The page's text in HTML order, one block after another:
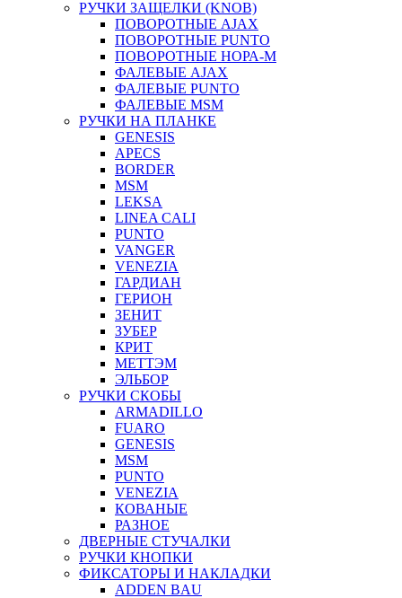
РУЧКИ ЗАЩЕЛКИ (KNOB)
ПОВОРОТНЫЕ AJAX
ПОВОРОТНЫЕ PUNTO
ПОВОРОТНЫЕ НОРА-М
ФАЛЕВЫЕ AJAX
ФАЛЕВЫЕ PUNTO
ФАЛЕВЫЕ MSM
РУЧКИ НА ПЛАНКЕ
GENESIS
APECS
BORDER
MSM
LEKSA
LINEA CALI
PUNTO
VANGER
VENEZIA
ГАРДИАН
ГЕРИОН
ЗЕНИТ
ЗУБЕР
КРИТ
МЕТТЭМ
ЭЛЬБОР
РУЧКИ СКОБЫ
ARMADILLO
FUARO
GENESIS
MSM
PUNTO
VENEZIA
КОВАНЫЕ
РАЗНОЕ
ДВЕРНЫЕ СТУЧАЛКИ
РУЧКИ КНОПКИ
ФИКСАТОРЫ И НАКЛАДКИ
ADDEN BAU